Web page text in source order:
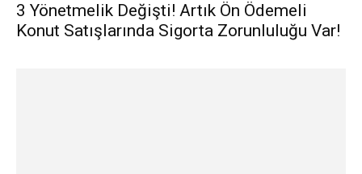
3 Yönetmelik Değişti! Artık Ön Ödemeli
Konut Satışlarında Sigorta Zorunluluğu Var!